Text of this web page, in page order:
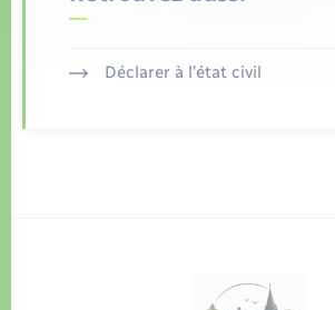
Déclarer à l’état civil